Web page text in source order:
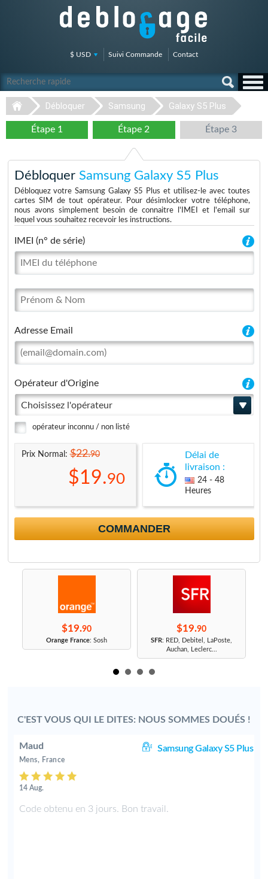
$ USD Suivi Commande Contact
Débloquer Samsung Galaxy S5 Plus
Étape 1 Étape 2 Étape 3
Débloquer Samsung Galaxy S5 Plus
Débloquez votre Samsung Galaxy S5 Plus et utilisez-le avec toutes
cartes SIM de tout opérateur. Pour désimlocker votre téléphone,
nous avons simplement besoin de connaitre l'IMEI et l'email sur
lequel vous souhaitez recevoir les instructions.
IMEI (n° de série)
Adresse Email
Opérateur d'Origine
Choisissez l'opérateur
opérateur inconnu / non listé
Prix Normal:$22.90
$19.90
Délai de
livraison :
24 - 48
Heures
COMMANDER
$19.90
Orange France: Sosh
$19.90
SFR: RED, Debitel, LaPoste,
Auchan, Leclerc...
C'EST VOUS QUI LE DITES: NOUS SOMMES DOUÉS !
Maud Samsung Galaxy S5 Plus
Mens, France
14 Aug.
Code obtenu en 3 jours. Bon travail.